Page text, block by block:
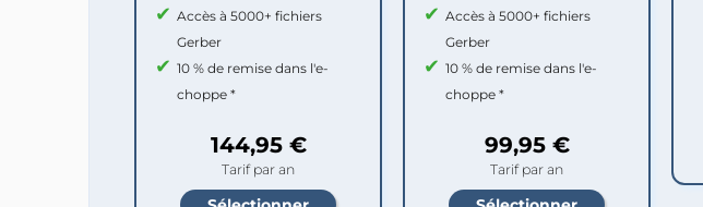
Accès à 5000+ fichiers
Gerber
10 % de remise dans l'e-
choppe *
144,95 €
Tarif par an
Accès à 5000+ fichiers
Gerber
10 % de remise dans l'e-
choppe *
99,95 €
Tarif par an